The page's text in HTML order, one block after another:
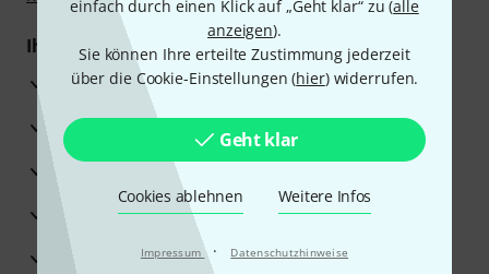
einfach durch einen Klick auf „Geht klar“ zu (alle
anzeigen).
Sie können Ihre erteilte Zustimmung jederzeit
über die Cookie-Einstellungen (hier) widerrufen.
Geht klar
Cookies ablehnen Weitere Infos
Impressum · Datenschutzhinweise
Ihre Vorteile
3 Jahre Thomann Garantie
30 Tage Money-Back-Garantie
Reparaturservice
Beratung durch Fachexperten
Zufriedenheitsgarantie